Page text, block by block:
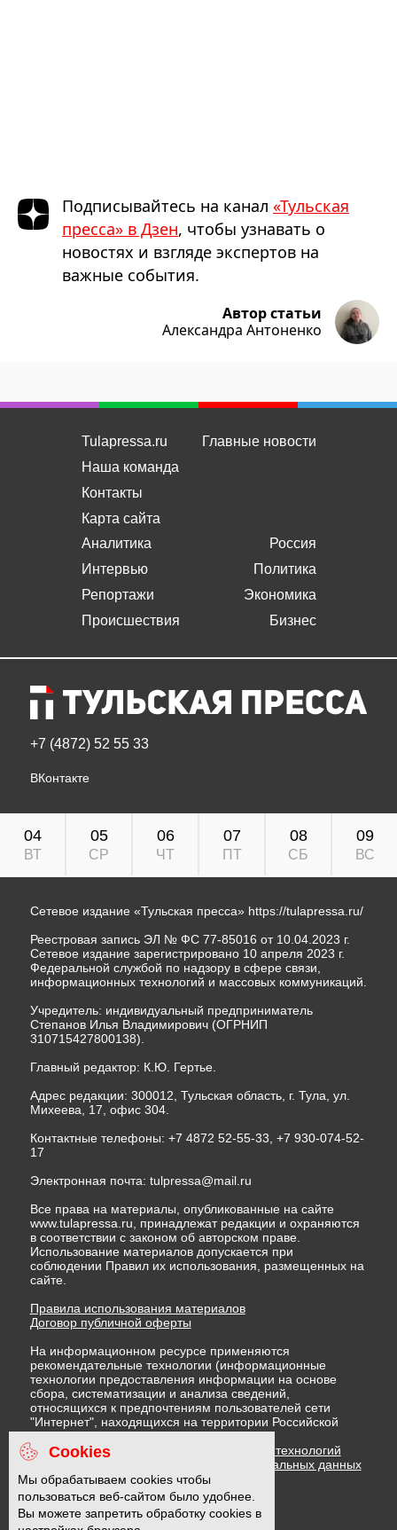
Подписывайтесь на канал «Тульская
пресса» в Дзен, чтобы узнавать о
новостях и взгляде экспертов на
важные события.
Автор статьи
Александра Антоненко
Tulapressa.ru
Наша команда
Контакты
Карта сайта
Главные новости
Аналитика
Интервью
Репортажи
Происшествия
Россия
Политика
Экономика
Бизнес
+7 (4872) 52 55 33
ВКонтакте
04
ВТ
05
СР
06
ЧТ
07
ПТ
08
СБ
09
ВС
Сетевое издание «Тульская пресса» https://tulapressa.ru/
Реестровая запись ЭЛ № ФС 77-85016 от 10.04.2023 г.
Сетевое издание зарегистрировано 10 апреля 2023 г.
Федеральной службой по надзору в сфере связи,
информационных технологий и массовых коммуникаций.
Учредитель: индивидуальный предприниматель
Степанов Илья Владимирович (ОГРНИП
310715427800138).
Главный редактор: К.Ю. Гертье.
Адрес редакции: 300012, Тульская область, г. Тула, ул.
Михеева, 17, офис 304.
Контактные телефоны: +7 4872 52-55-33, +7 930-074-52-
17
Электронная почта: tulpressa@mail.ru
Все права на материалы, опубликованные на сайте
www.tulapressa.ru, принадлежат редакции и охраняются
в соответствии с законом об авторском праве.
Использование материалов допускается при
соблюдении Правил их использования, размещенных на
сайте.
Правила использования материалов
Договор публичной оферты
На информационном ресурсе применяются
рекомендательные технологии (информационные
технологии предоставления информации на основе
сбора, систематизации и анализа сведений,
относящихся к предпочтениям пользователей сети
"Интернет", находящихся на территории Российской
Федерации)
Правила применения рекомендательных технологий
Политика в отношении обработки персональных данных
Политика обработки файлов cookie
Cookies
Мы обрабатываем cookies чтобы
пользоваться веб-сайтом было удобнее.
Вы можете запретить обработку cookies в